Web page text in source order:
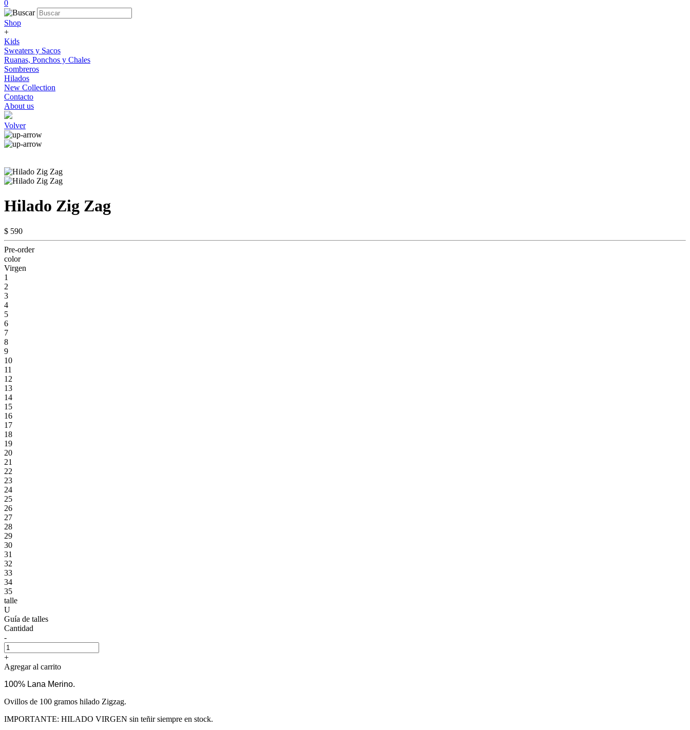
0
Shop
+
Kids
Sweaters y Sacos
Ruanas, Ponchos y Chales
Sombreros
Hilados
New Collection
Contacto
About us
Volver
Hilado Zig Zag
$ 590
Pre-order
color
Virgen
1
2
3
4
5
6
7
8
9
10
11
12
13
14
15
16
17
18
19
20
21
22
23
24
25
26
27
28
29
30
31
32
33
34
35
talle
U
Guía de talles
Cantidad
-
+
Agregar al carrito
100% Lana Merino.
Ovillos de 100 gramos hilado Zigzag.
IMPORTANTE: HILADO VIRGEN sin teñir siempre en stock.